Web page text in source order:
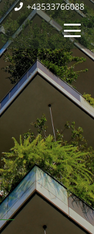
+43533766088